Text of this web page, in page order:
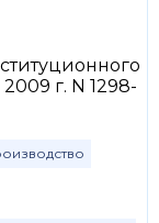
г. N 1298-